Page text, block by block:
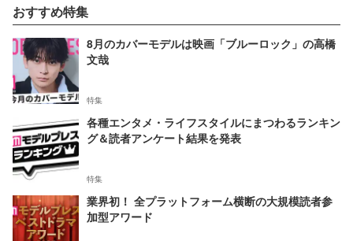
おすすめ特集
8月のカバーモデルは映画「ブルーロック」の高橋
文哉
特集
各種エンタメ・ライフスタイルにまつわるランキン
グ＆読者アンケート結果を発表
特集
業界初！ 全プラットフォーム横断の大規模読者参
加型アワード